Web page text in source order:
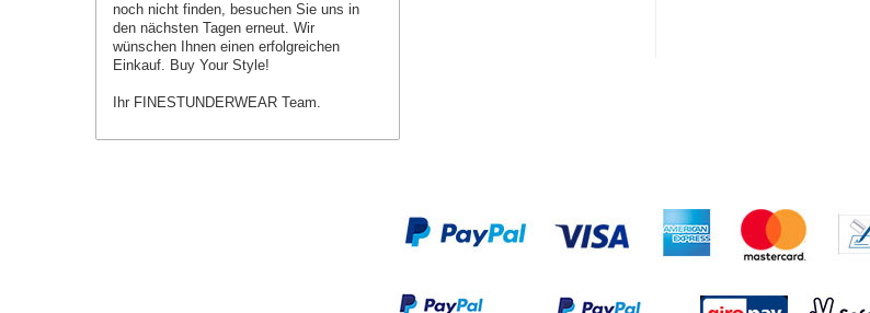
noch nicht finden, besuchen Sie uns in
den nächsten Tagen erneut. Wir
wünschen Ihnen einen erfolgreichen
Einkauf. Buy Your Style!
Ihr FINESTUNDERWEAR Team.